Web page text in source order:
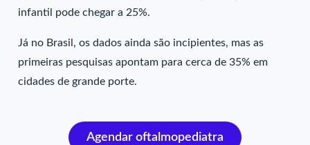
infantil pode chegar a 25%.
Já no Brasil, os dados ainda são incipientes, mas as
primeiras pesquisas apontam para cerca de 35% em
cidades de grande porte.
Agendar oftalmopediatra